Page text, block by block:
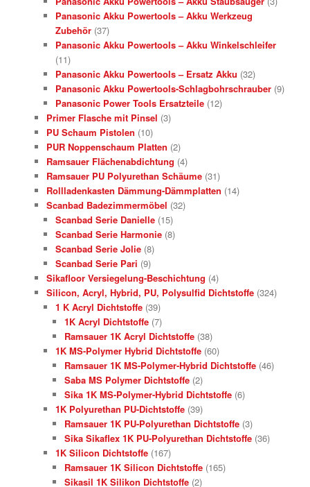
Panasonic Akku Powertools – Akku Werkzeug
Zubehör (37)
Panasonic Akku Powertools – Akku Winkelschleifer
(11)
Panasonic Akku Powertools – Ersatz Akku (32)
Panasonic Akku Powertools-Schlagbohrschrauber (9)
Panasonic Power Tools Ersatzteile (12)
Primer Flasche mit Pinsel (3)
PU Schaum Pistolen (10)
PUR Noppenschaum Platten (2)
Ramsauer Flächenabdichtung (4)
Ramsauer PU Polyurethan Schäume (31)
Rollladenkasten Dämmung-Dämmplatten (14)
Scanbad Badezimmermöbel (32)
Scanbad Serie Danielle (15)
Scanbad Serie Harmonie (8)
Scanbad Serie Jolie (8)
Scanbad Serie Pari (9)
Sikafloor Versiegelung-Beschichtung (4)
Silicon, Acryl, Hybrid, PU, Polysulfid Dichtstoffe (324)
1 K Acryl Dichtstoffe (39)
1K Acryl Dichtstoffe (7)
Ramsauer 1K Acryl Dichtstoffe (38)
1K MS-Polymer Hybrid Dichtstoffe (60)
Ramsauer 1K MS-Polymer-Hybrid Dichtstoffe (46)
Saba MS Polymer Dichtstoffe (2)
Sika 1K MS-Polymer-Hybrid Dichtstoffe (6)
1K Polyurethan PU-Dichtstoffe (39)
Ramsauer 1K PU-Polyurethan Dichtstoffe (3)
Sika Sikaflex 1K PU-Polyurethan Dichtstoffe (36)
1K Silicon Dichtstoffe (167)
Ramsauer 1K Silicon Dichtstoffe (165)
Sikasil 1K Silikon Dichtstoffe (2)